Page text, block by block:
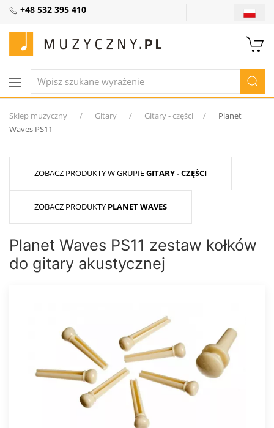
+48 532 395 410
Sklep muzyczny Gitary Gitary - części
Planet
Waves PS11
ZOBACZ PRODUKTY W GRUPIEGITARY - CZĘŚCI
ZOBACZ PRODUKTY PLANET WAVES
Planet Waves PS11 zestaw kołków
do gitary akustycznej